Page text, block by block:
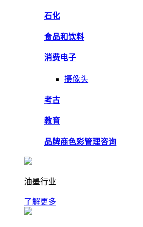
石化
食品和饮料
消费电子
摄像头
考古
教育
品牌商色彩管理咨询
油墨行业
了解更多